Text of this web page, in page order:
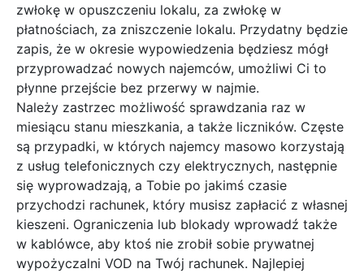
zwłokę w opuszczeniu lokalu, za zwłokę w
płatnościach, za zniszczenie lokalu. Przydatny będzie
zapis, że w okresie wypowiedzenia będziesz mógł
przyprowadzać nowych najemców, umożliwi Ci to
płynne przejście bez przerwy w najmie.
Należy zastrzec możliwość sprawdzania raz w
miesiącu stanu mieszkania, a także liczników. Częste
są przypadki, w których najemcy masowo korzystają
z usług telefonicznych czy elektrycznych, następnie
się wyprowadzają, a Tobie po jakimś czasie
przychodzi rachunek, który musisz zapłacić z własnej
kieszeni. Ograniczenia lub blokady wprowadź także
w kablówce, aby ktoś nie zrobił sobie prywatnej
wypożyczalni VOD na Twój rachunek. Najlepiej